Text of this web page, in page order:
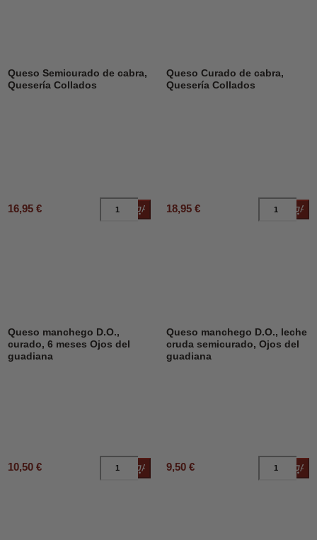
Queso Semicurado de cabra,
Quesería Collados
16,95 € Añadir al carrito
Queso Curado de cabra,
Quesería Collados
18,95 €
Queso manchego D.O.,
curado, 6 meses Ojos del
guadiana
10,50 € Añadir al carrito
Queso manchego D.O., leche
cruda semicurado, Ojos del
guadiana
9,50 €